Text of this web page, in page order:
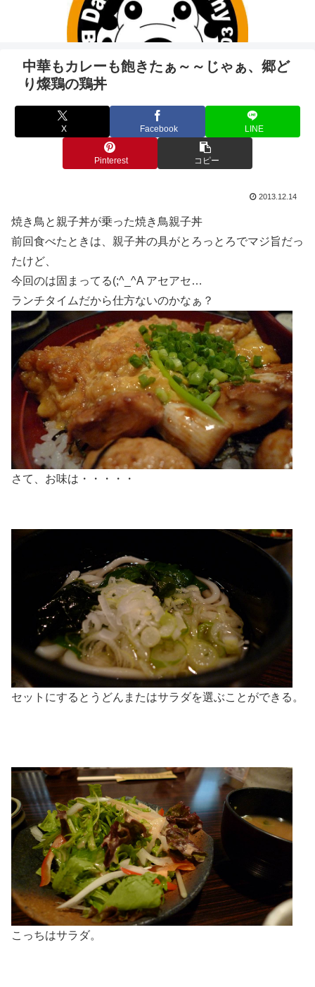
中華もカレーも飽きたぁ～～じゃぁ、郷ど
り燦鶏の鶏丼
X Facebook LINE
Pinterest コピー
2013.12.14
焼き鳥と親子丼が乗った焼き鳥親子丼
前回食べたときは、親子丼の具がとろっとろでマジ旨だっ
たけど、
今回のは固まってる(;^_^A アセアセ…
ランチタイムだから仕方ないのかなぁ？
さて、お味は・・・・・
セットにするとうどんまたはサラダを選ぶことができる。
こっちはサラダ。